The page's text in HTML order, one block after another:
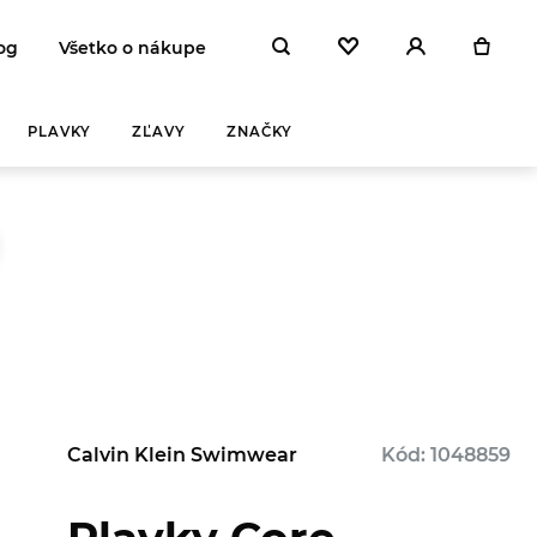
Všetko o nákupe
PLAVKY ZĽAVY ZNAČKY
Calvin Klein Swimwear Kód: 1048859